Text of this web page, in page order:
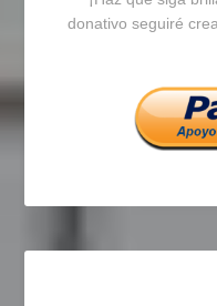
en
donativo seguiré